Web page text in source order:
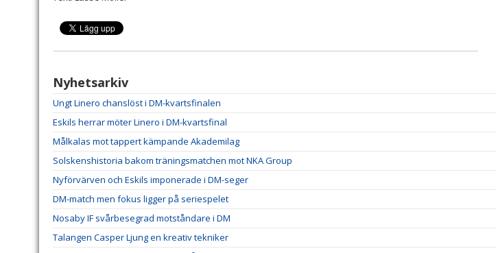
Nyhetsarkiv
Ungt Linero chanslöst i DM-kvartsfinalen
Eskils herrar möter Linero i DM-kvartsfinal
Målkalas mot tappert kämpande Akademilag
Solskenshistoria bakom träningsmatchen mot NKA Group
Nyförvärven och Eskils imponerade i DM-seger
DM-match men fokus ligger på seriespelet
Nosaby IF svårbesegrad motståndare i DM
Talangen Casper Ljung en kreativ tekniker